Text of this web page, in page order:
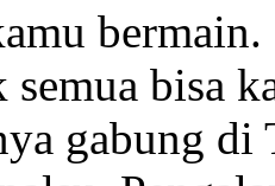
semua bisa
gabung di